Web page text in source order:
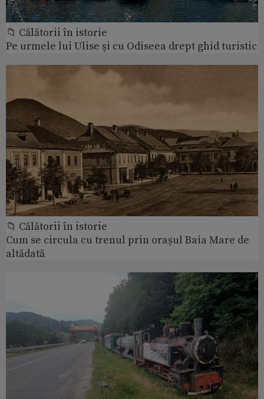
📁 Călătorii în istorie
Pe urmele lui Ulise şi cu Odiseea drept ghid turistic
📁 Călătorii în istorie
Cum se circula cu trenul prin orașul Baia Mare de
altădată